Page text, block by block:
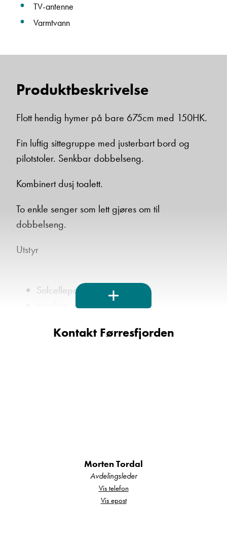
TV-antenne
Varmtvann
Produktbeskrivelse
Flott hendig hymer på bare 675cm med 150HK.
Fin luftig sittegruppe med justerbart bord og
pilotstoler. Senkbar dobbelseng.
Kombinert dusj toalett.
To enkle senger som lett gjøres om til
dobbelseng.
Utstyr
Solcellepanel
Ryggekamera
produsentens spesifikasjoner for en
standardmodell uten tilleggsutstyr. Reell egenvekt
kan derfor avvike noe.
Kontakt Førresfjorden
Morten Tordal
Avdelingsleder
Vis telefon
Vis epost